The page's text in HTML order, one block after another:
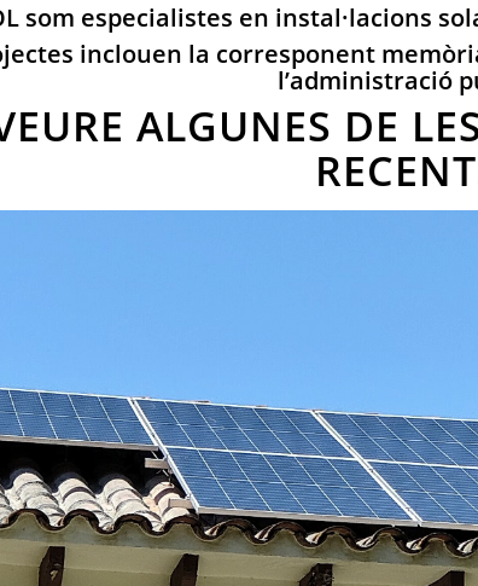
som especialistes en instal·lacions
inclouen la corresponent
l’administració
ALGUNES DE